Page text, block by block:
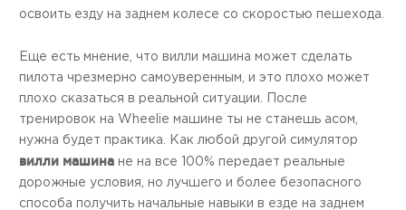
освоить езду на заднем колесе со скоростью пешехода.
Еще есть мнение, что вилли машина может сделать
пилота чрезмерно самоуверенным, и это плохо может
плохо сказаться в реальной ситуации. После
тренировок на Wheelie машине ты не станешь асом,
нужна будет практика. Как любой другой симулятор
вилли машина не на все 100% передает реальные
дорожные условия, но лучшего и более безопасного
способа получить начальные навыки в езде на заднем